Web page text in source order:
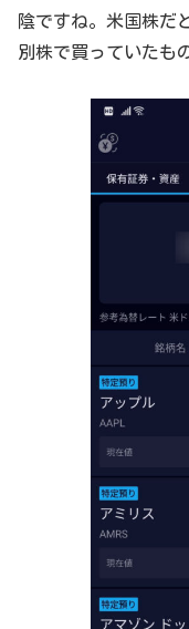
陰ですね。米国株だ
別株で買っていたも